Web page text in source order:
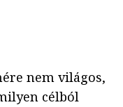
nem világos,
célból